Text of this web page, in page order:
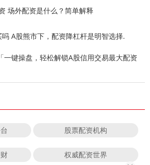
k线图鑫东财配资 场外配资是什么？简单解释
A股熊市下，配资降杠杆是明智选择.
一键操盘，轻松解锁A股信用交易最大配资
股票配资机构
权威配资世界